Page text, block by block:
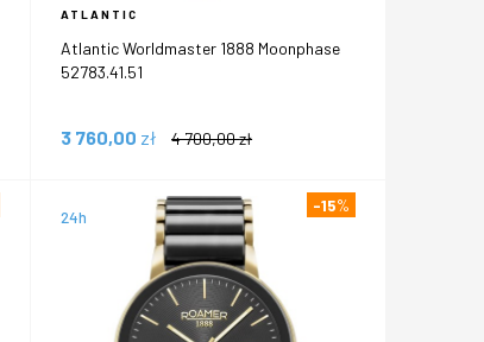
ATLANTIC
Atlantic Worldmaster 1888 Moonphase
52783.41.51
3 760,00 zł 4 700,00zł
24h
-15%